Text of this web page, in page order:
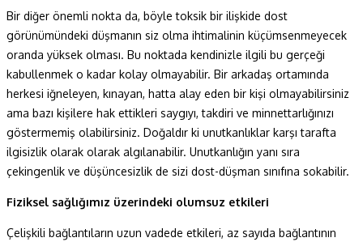
Bir diğer önemli nokta da, böyle toksik bir ilişkide dost
görünümündeki düşmanın siz olma ihtimalinin küçümsenmeyecek
oranda yüksek olması. Bu noktada kendinizle ilgili bu gerçeği
kabullenmek o kadar kolay olmayabilir. Bir arkadaş ortamında
herkesi iğneleyen, kınayan, hatta alay eden bir kişi olmayabilirsiniz
ama bazı kişilere hak ettikleri saygıyı, takdiri ve minnettarlığınızı
göstermemiş olabilirsiniz. Doğaldır ki unutkanlıklar karşı tarafta
ilgisizlik olarak olarak algılanabilir. Unutkanlığın yanı sıra
çekingenlik ve düşüncesizlik de sizi dost-düşman sınıfına sokabilir.
Fiziksel sağlığımız üzerindeki olumsuz etkileri
Çelişkili bağlantıların uzun vadede etkileri, az sayıda bağlantının